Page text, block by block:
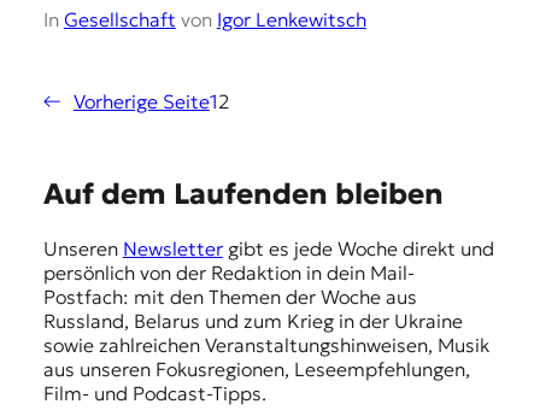
In Gesellschaft von Igor Lenkewitsch
← Vorherige Seite12
Auf dem Laufenden bleiben
Unseren Newslettergibt es jede Woche direkt und
persönlich von der Redaktion in dein Mail-
Postfach: mit den Themen der Woche aus
Russland, Belarus und zum Krieg in der Ukraine
sowie zahlreichen Veranstaltungshinweisen, Musik
aus unseren Fokusregionen, Leseempfehlungen,
Film- und Podcast-Tipps.